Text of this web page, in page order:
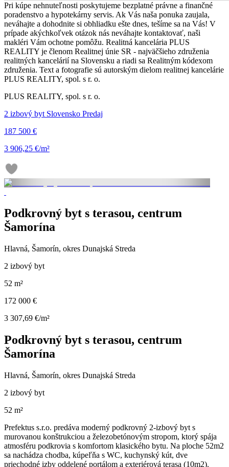
Pri kúpe nehnuteľnosti poskytujeme bezplatné právne a finančné
poradenstvo a hypotekárny servis. Ak Vás naša ponuka zaujala,
neváhajte a dohodnite si obhliadku ešte dnes, tešíme sa na Vás! V
prípade akýchkoľvek otázok nás neváhajte kontaktovať, naši
makléri Vám ochotne pomôžu. Realitná kancelária PLUS
REALITY je členom Realitnej únie SR - najväčšieho združenia
realitných kancelárií na Slovensku a riadi sa Realitným kódexom
združenia. Text a fotografie sú autorským dielom realitnej kancelárie
PLUS REALITY, spol. s r. o.
PLUS REALITY, spol. s r. o.
2 izbový byt Slovensko Predaj
187 500 €
3 906,25 €/m²
Podkrovný byt s terasou, centrum
Šamorína
Hlavná, Šamorín, okres Dunajská Streda
2 izbový byt
52 m²
172 000 €
3 307,69 €/m²
Podkrovný byt s terasou, centrum
Šamorína
Hlavná, Šamorín, okres Dunajská Streda
2 izbový byt
52 m²
Prefektus s.r.o. predáva moderný podkrovný 2-izbový byt s
murovanou konštrukciou a železobetónovým stropom, ktorý spája
atmosféru podkrovia s komfortom klasického bytu. Na ploche 52m2
sa nachádza chodba, kúpeľňa s WC, kuchynský kút, dve
priechodné izby oddelené portálom a exteriérová terasa (10m2).